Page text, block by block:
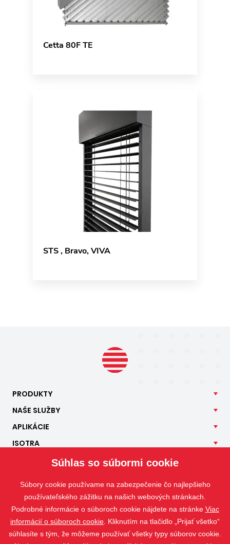
Cetta 80F TE
STS , Bravo, VIVA
PRODUKTY
NAŠE SLUŽBY
APLIKÁCIE
ISOTRA
Súhlas so súbormi cookie
Súbory cookie používame na zabezpečenie čo najlepšieho
používateľského zážitku na našich webových stránkach.
Podrobné informácie o súboroch cookie nájdete na stránke Viac
informácií o súboroch cookie . Kliknutím na tlačidlo „Prijať všetko“
súhlasíte s tým, že môžeme používať všetky typy súborov cookie.